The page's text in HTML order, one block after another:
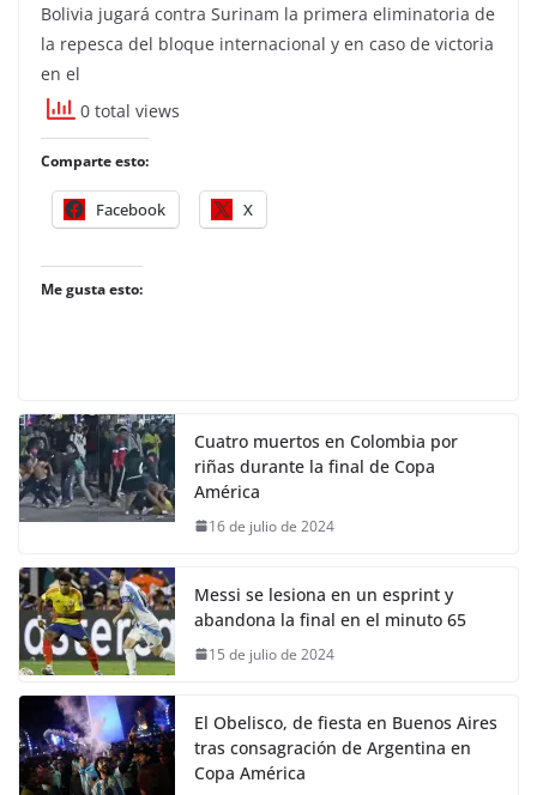
Bolivia jugará contra Surinam la primera eliminatoria de
la repesca del bloque internacional y en caso de victoria
en el
0 total views
Comparte esto:
Facebook X
Me gusta esto:
Cuatro muertos en Colombia por
riñas durante la final de Copa
América
16 de julio de 2024
Messi se lesiona en un esprint y
abandona la final en el minuto 65
15 de julio de 2024
El Obelisco, de fiesta en Buenos Aires
tras consagración de Argentina en
Copa América